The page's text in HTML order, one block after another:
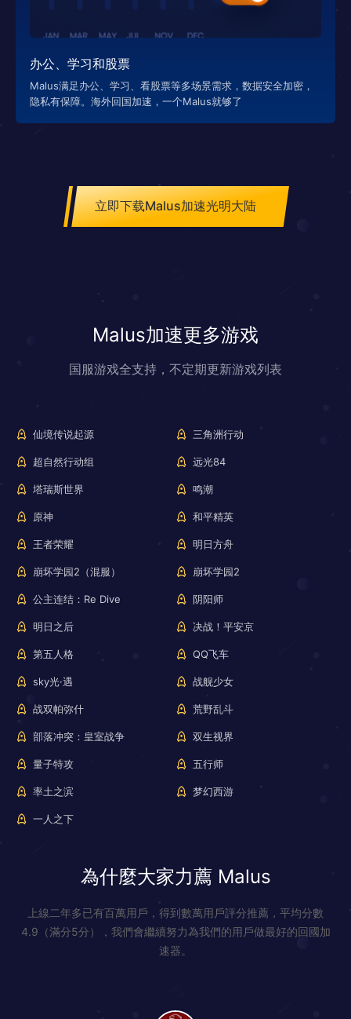
办公、学习和股票
Malus满足办公、学习、看股票等多场景需求，数据安全加密，
隐私有保障。海外回国加速，一个Malus就够了
立即下载Malus加速光明大陆
Malus加速更多游戏
国服游戏全支持，不定期更新游戏列表
仙境传说起源 三角洲行动
超自然行动组 远光84
塔瑞斯世界 鸣潮
原神 和平精英
王者荣耀 明日方舟
崩坏学园2（混服） 崩坏学园2
公主连结：Re Dive 阴阳师
明日之后 决战！平安京
第五人格 QQ飞车
sky光·遇 战舰少女
战双帕弥什 荒野乱斗
部落冲突：皇室战争 双生视界
量子特攻 五行师
率土之滨 梦幻西游
一人之下
為什麼大家力薦 Malus
上線二年多已有百萬用戶，得到數萬用戶評分推薦，平均分數
4.9（滿分5分），我們會繼續努力為我們的用戶做最好的回國加
速器。